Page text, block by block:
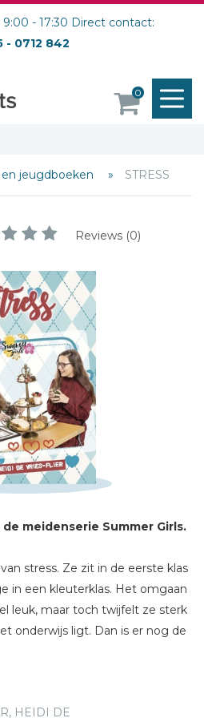
- 17:30 Direct contact:
- 0712 842
0
en jeugdboeken STRESS
Reviews (0)
meidenserie Summer Girls.
stress. Ze zit in de eerste klas
in een kleuterklas. Het omgaan
leuk, maar toch twijfelt ze sterk
onderwijs ligt. Dan is er nog de
tussen twee huizen.
en de tijd die ze met
HEIDI DE